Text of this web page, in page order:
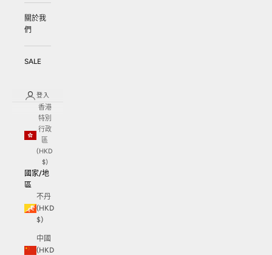
關於我
們
SALE
登入
香港
特別
行政
區
(HKD
$)
國家/地
區
不丹
(HKD
$)
中國
(HKD